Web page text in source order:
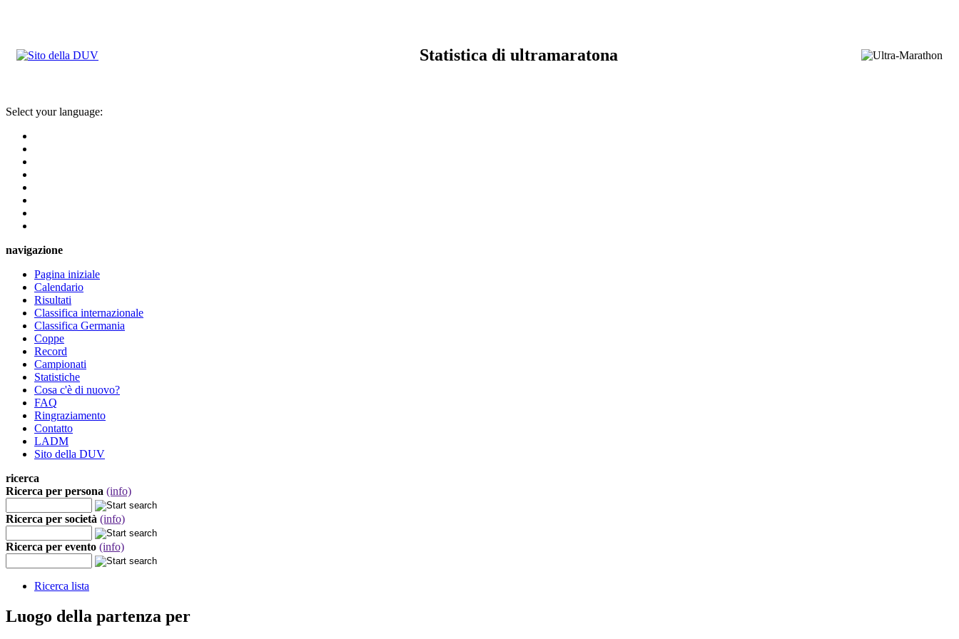
Statistica di ultramaratona
Select your language:
navigazione
Pagina iniziale
Calendario
Risultati
Classifica internazionale
Classifica Germania
Coppe
Record
Campionati
Statistiche
Cosa c'è di nuovo?
FAQ
Ringraziamento
Contatto
LADM
Sito della DUV
ricerca
Ricerca per persona (info)
Ricerca per società (info)
Ricerca per evento (info)
Ricerca lista
Luogo della partenza per